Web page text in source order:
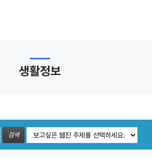
생활정보
검색